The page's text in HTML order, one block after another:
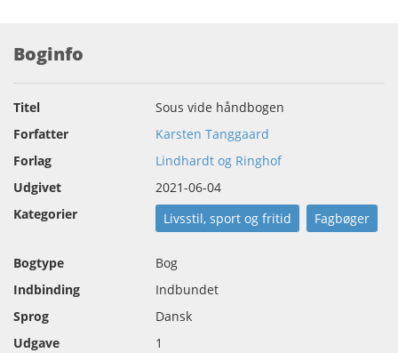
Boginfo
Titel
Sous vide håndbogen
Forfatter
Karsten Tanggaard
Forlag
Lindhardt og Ringhof
Udgivet
2021-06-04
Kategorier
Livsstil, sport og fritid Fagbøger
Bogtype
Bog
Indbinding
Indbundet
Sprog
Dansk
Udgave
1